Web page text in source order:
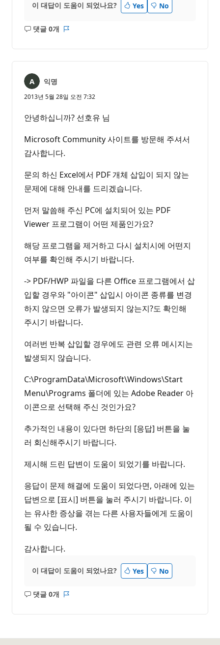
이 대답이 도움이 되었나요? Yes No
댓글 0개
설
음
익명
2013년 5월 28일 오전 7:32
안녕하십니까? 선호유 님
Microsoft Community 사이트를 방문해 주셔서
감사합니다.
문의 하신 Excel에서 PDF 개체 삽입이 되지 않는
문제에 대해 안내를 드리겠습니다.
먼저 말씀해 주신 PC에 설치되어 있는 PDF
Viewer 프로그램이 어떤 제품인가요?
해당 프로그램을 제거하고 다시 설치시에 어떤지
여부를 확인해 주시기 바랍니다.
-> PDF/HWP 파일을 다른 Office 프로그램에서 삽
입할 경우와 "아이콘" 삽입시 아이콘 종류를 변경
하지 않으면 오류가 발생되지 않는지?도 확인해
주시기 바랍니다.
여러번 반복 삽입할 경우에도 관련 오류 메시지는
발생되지 않습니다.
C:\ProgramData\Microsoft\Windows\Start
Menu\Programs 폴더에 있는 Adobe Reader 아
이콘으로 선택해 주신 것인가요?
추가적인 내용이 있다면 하단의 [응답] 버튼을 눌
러 회신해주시기 바랍니다.
제시해 드린 답변이 도움이 되었기를 바랍니다.
응답이 문제 해결에 도움이 되었다면, 아래에 있는
답변으로 [표시] 버튼을 눌러 주시기 바랍니다. 이
는 유사한 증상을 겪는 다른 사용자들에게 도움이
될 수 있습니다.
감사합니다.
이 대답이 도움이 되었나요? Yes No
댓글 0개
설